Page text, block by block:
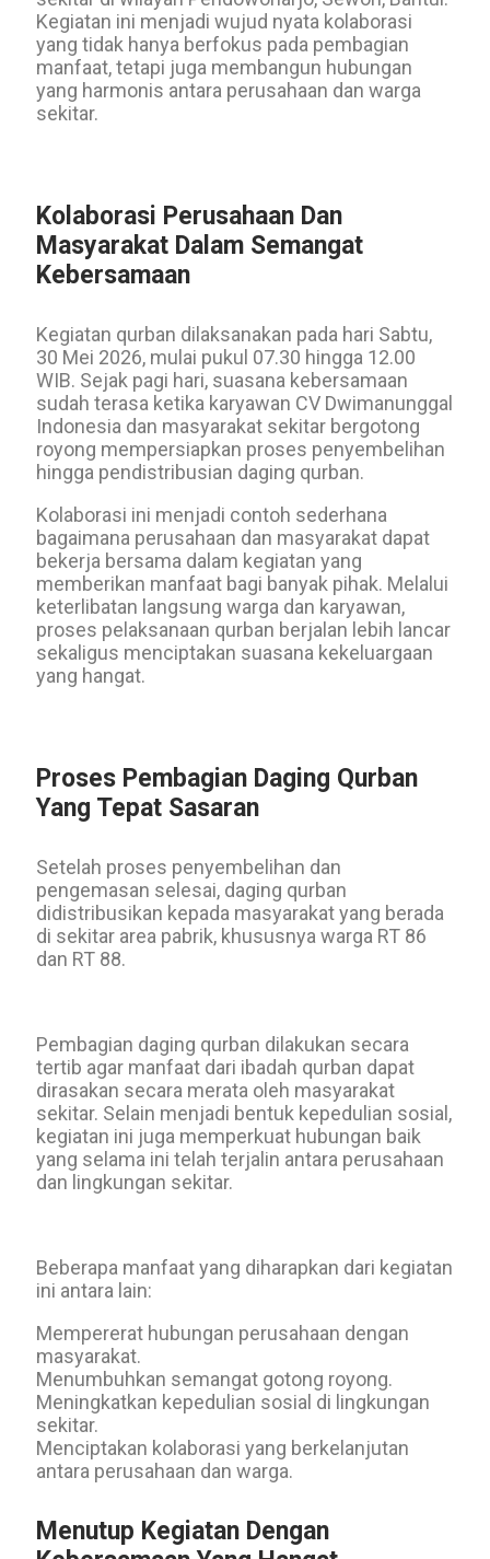
Kegiatan ini menjadi wujud nyata kolaborasi
yang tidak hanya berfokus pada pembagian
manfaat, tetapi juga membangun hubungan
yang harmonis antara perusahaan dan warga
sekitar.
Kolaborasi Perusahaan Dan
Masyarakat Dalam Semangat
Kebersamaan
Kegiatan qurban dilaksanakan pada hari Sabtu,
30 Mei 2026, mulai pukul 07.30 hingga 12.00
WIB. Sejak pagi hari, suasana kebersamaan
sudah terasa ketika karyawan CV Dwimanunggal
Indonesia dan masyarakat sekitar bergotong
royong mempersiapkan proses penyembelihan
hingga pendistribusian daging qurban.
Kolaborasi ini menjadi contoh sederhana
bagaimana perusahaan dan masyarakat dapat
bekerja bersama dalam kegiatan yang
memberikan manfaat bagi banyak pihak. Melalui
keterlibatan langsung warga dan karyawan,
proses pelaksanaan qurban berjalan lebih lancar
sekaligus menciptakan suasana kekeluargaan
yang hangat.
Proses Pembagian Daging Qurban
Yang Tepat Sasaran
Setelah proses penyembelihan dan
pengemasan selesai, daging qurban
didistribusikan kepada masyarakat yang berada
di sekitar area pabrik, khususnya warga RT 86
dan RT 88.
Pembagian daging qurban dilakukan secara
tertib agar manfaat dari ibadah qurban dapat
dirasakan secara merata oleh masyarakat
sekitar. Selain menjadi bentuk kepedulian sosial,
kegiatan ini juga memperkuat hubungan baik
yang selama ini telah terjalin antara perusahaan
dan lingkungan sekitar.
Beberapa manfaat yang diharapkan dari kegiatan
ini antara lain:
Mempererat hubungan perusahaan dengan
masyarakat.
Menumbuhkan semangat gotong royong.
Meningkatkan kepedulian sosial di lingkungan
sekitar.
Menciptakan kolaborasi yang berkelanjutan
antara perusahaan dan warga.
Menutup Kegiatan Dengan